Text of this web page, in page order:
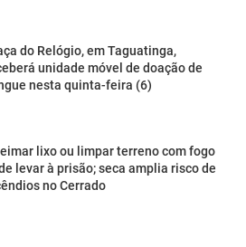
do Relógio, em Taguatinga,
unidade móvel de doação de
nesta quinta-feira (6)
lixo ou limpar terreno com fogo
levar à prisão; seca amplia risco de
no Cerrado